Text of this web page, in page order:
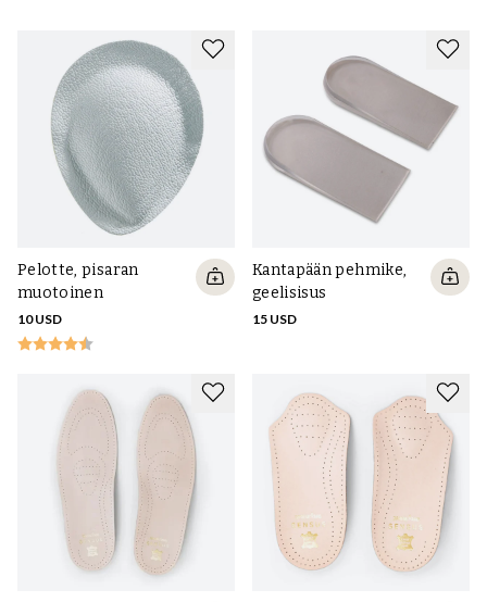
Pelotte, pisaran
muotoinen
10 USD
Kantapään pehmike,
geelisisus
15 USD